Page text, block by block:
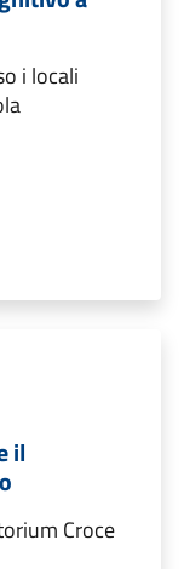
i locali
il
Croce